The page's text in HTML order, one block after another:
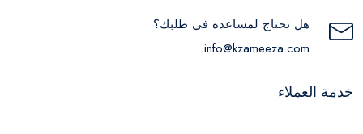
هل تحتاج لمساعده في طلبك؟
info@kzameeza.com
خدمة العملاء